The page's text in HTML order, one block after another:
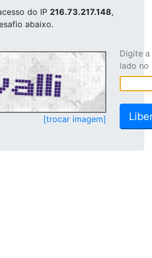
do IP 216.73.217.148,
abaixo.
[trocar imagem]
Digite
lado no